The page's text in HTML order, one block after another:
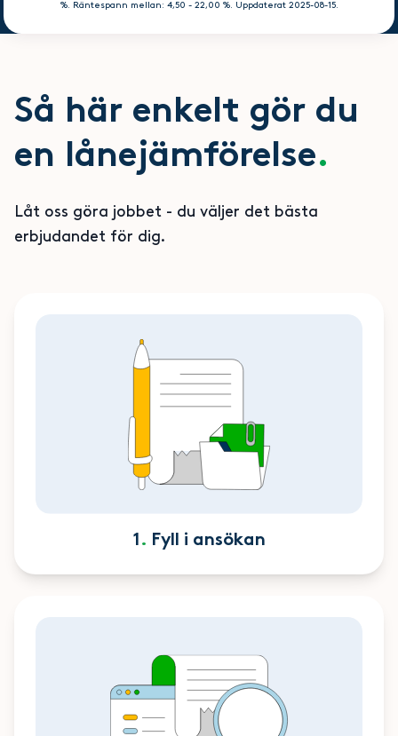
%. Räntespann mellan: 4,50 - 22,00 %. Uppdaterat 2025-08-15.
Så här enkelt gör du
en lånejämförelse.
Låt oss göra jobbet - du väljer det bästa
erbjudandet för dig.
1 . Fyll i ansökan